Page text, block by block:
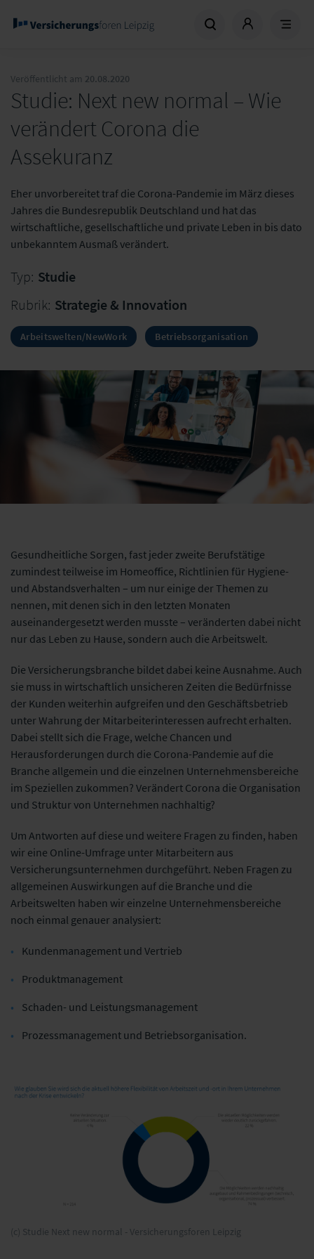
Veröffentlicht am 20.08.2020
Studie: Next new normal – Wie
verändert Corona die
Assekuranz
Eher unvorbereitet traf die Corona-Pandemie im März dieses
Jahres die Bundesrepublik Deutschland und hat das
wirtschaftliche, gesellschaftliche und private Leben in bis dato
unbekanntem Ausmaß verändert.
Typ: Studie
Rubrik: Strategie & Innovation
Arbeitswelten/NewWork Betriebsorganisation
Gesundheitliche Sorgen, fast jeder zweite Berufstätige
zumindest teilweise im Homeoffice, Richtlinien für Hygiene-
und Abstandsverhalten – um nur einige der Themen zu
nennen, mit denen sich in den letzten Monaten
auseinandergesetzt werden musste – veränderten dabei nicht
nur das Leben zu Hause, sondern auch die Arbeitswelt.
Die Versicherungsbranche bildet dabei keine Ausnahme. Auch
sie muss in wirtschaftlich unsicheren Zeiten die Bedürfnisse
der Kunden weiterhin aufgreifen und den Geschäftsbetrieb
unter Wahrung der Mitarbeiterinteressen aufrecht erhalten.
Dabei stellt sich die Frage, welche Chancen und
Herausforderungen durch die Corona-Pandemie auf die
Branche allgemein und die einzelnen Unternehmensbereiche
im Speziellen zukommen? Verändert Corona die Organisation
und Struktur von Unternehmen nachhaltig?
Um Antworten auf diese und weitere Fragen zu finden, haben
wir eine Online-Umfrage unter Mitarbeitern aus
Versicherungsunternehmen durchgeführt. Neben Fragen zu
allgemeinen Auswirkungen auf die Branche und die
Arbeitswelten haben wir einzelne Unternehmensbereiche
noch einmal genauer analysiert:
Kundenmanagement und Vertrieb
Produktmanagement
Schaden- und Leistungsmanagement
Prozessmanagement und Betriebsorganisation.
(c) Studie Next new normal - Versicherungsforen Leipzig